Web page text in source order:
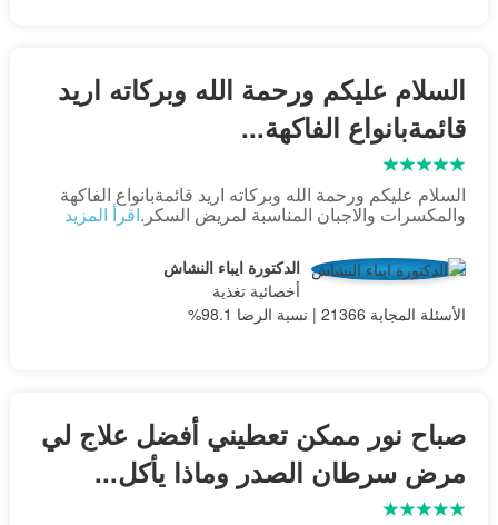
السلام عليكم ورحمة الله وبركاته اريد
قائمةبانواع الفاكهة...
السلام عليكم ورحمة الله وبركاته اريد قائمةبانواع الفاكهة
والمكسرات والاجبان المناسبة لمريض السكر.اقرأ المزيد
الدكتورة ايباء النشاش
أخصائية تغذية
الأسئلة المجابة 21366 | نسبة الرضا 98.1%
صباح نور ممكن تعطيني أفضل علاج لي
مرض سرطان الصدر وماذا يأكل...